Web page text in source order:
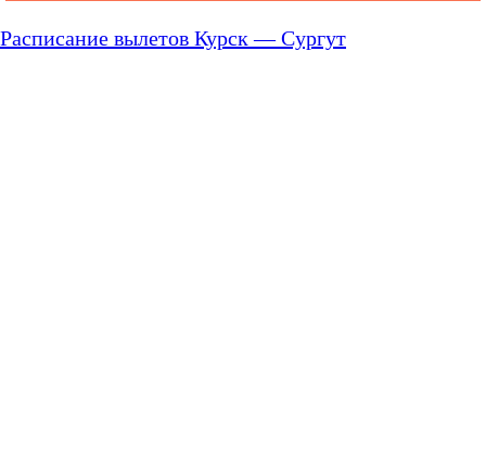
Расписание вылетов Курск — Сургут